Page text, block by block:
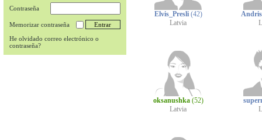
Contraseña
Memorizar contraseña
He olvidado correo electrónico o
contraseña?
Elvis_Presli (42)
Latvia
oksanushka (52)
Latvia